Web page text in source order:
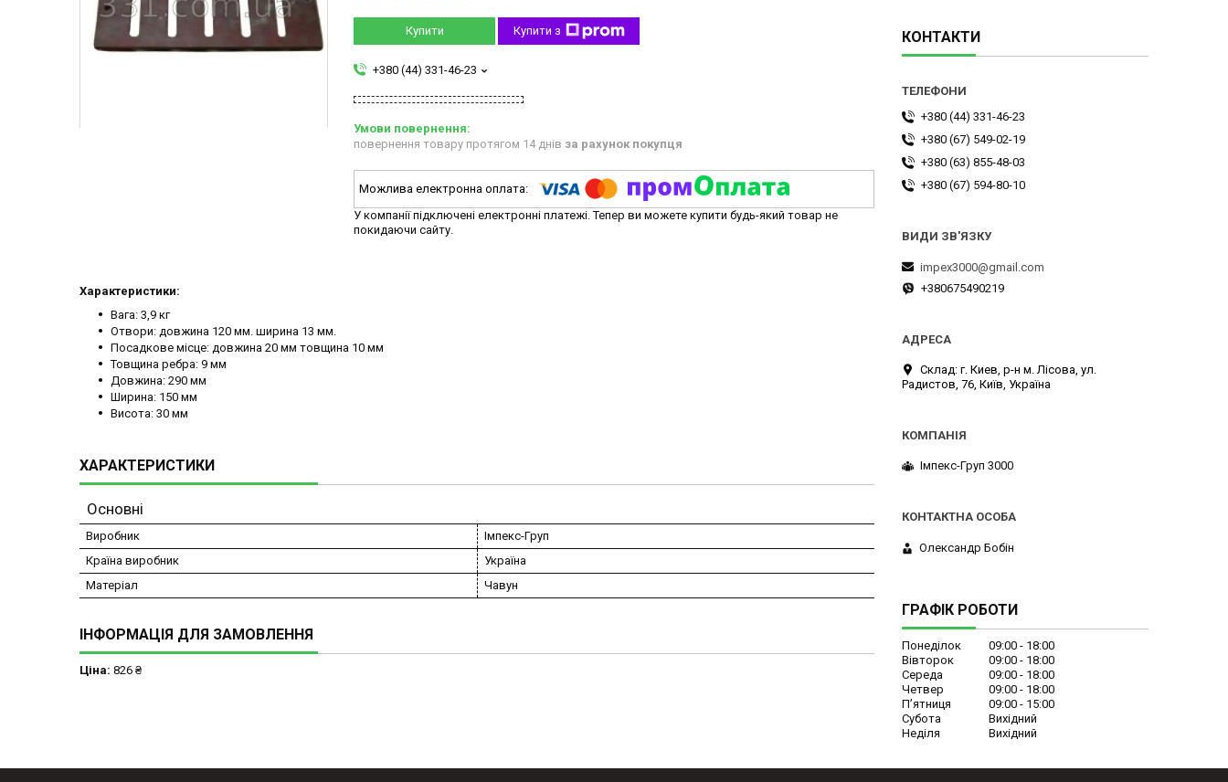
Купити Купити з
+380 (44) 331-46-23
повернення товару протягом 14 днів за рахунок покупця
У компанії підключені електронні платежі. Тепер ви можете купити будь-який товар не
покидаючи сайту.
Характеристики:
Вага: 3,9 кг
Отвори: довжина 120 мм. ширина 13 мм.
Посадкове місце: довжина 20 мм товщина 10 мм
Товщина ребра: 9 мм
Довжина: 290 мм
Ширина: 150 мм
Висота: 30 мм
ХАРАКТЕРИСТИКИ
Основні
Виробник
Імпекс-Груп
Країна виробник
Україна
Матеріал
Чавун
ІНФОРМАЦІЯ ДЛЯ ЗАМОВЛЕННЯ
Ціна: 826 ₴
КОНТАКТИ
+380 (44) 331-46-23
+380 (67) 549-02-19
+380 (63) 855-48-03
+380 (67) 594-80-10
impex3000@gmail.com
+380675490219
Склад: г. Киев, р-н м. Лісова, ул.
Радистов, 76, Київ, Україна
Імпекс-Груп 3000
Олександр Бобін
ГРАФІК РОБОТИ
Понеділок 09:00
18:00
Вівторок
09:00
18:00
Середа
09:00
18:00
Четвер
09:00
18:00
Пʼятниця
09:00
15:00
Субота
Вихідний
Неділя
Вихідний